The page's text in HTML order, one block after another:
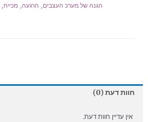
הגנה של מערכ העצבים, הרגעה, מכייח,
חוות דעת (0)
אין עדיין חוות דעת.